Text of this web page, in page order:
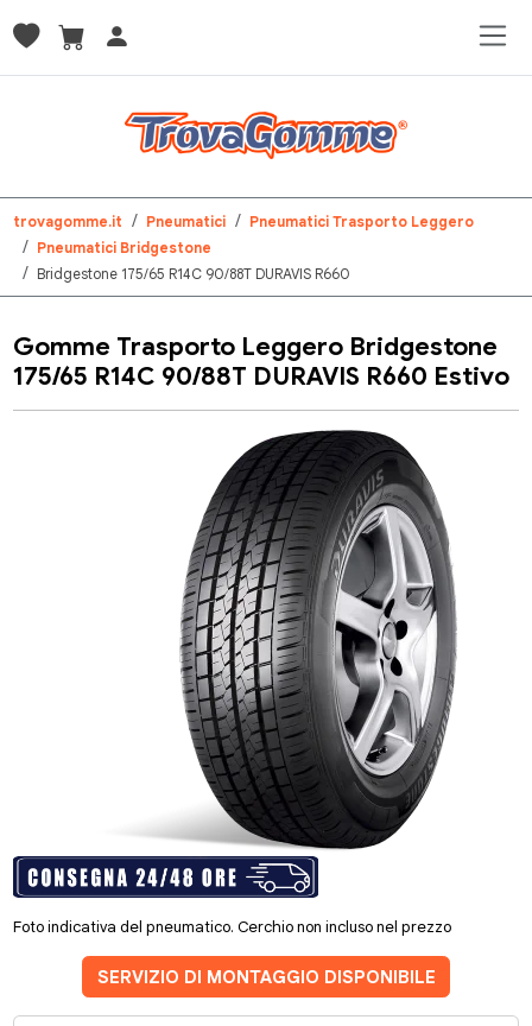
trovagomme.it Pneumatici
Pneumatici Trasporto Leggero
Pneumatici Bridgestone
Bridgestone 175/65 R14C 90/88T DURAVIS R660
Gomme Trasporto Leggero Bridgestone
175/65 R14C 90/88T DURAVIS R660 Estivo
Foto indicativa del pneumatico. Cerchio non incluso nel prezzo
SERVIZIO DI MONTAGGIO DISPONIBILE